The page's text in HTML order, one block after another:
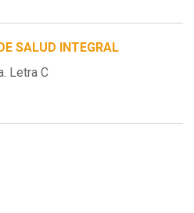
SALUD INTEGRAL
Letra C